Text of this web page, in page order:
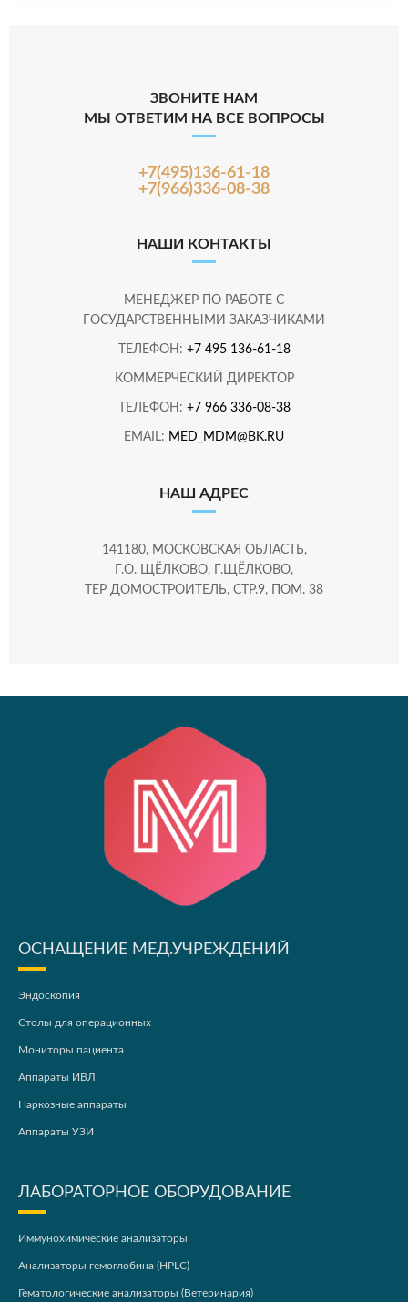
ЗВОНИТЕ НАМ
МЫ ОТВЕТИМ НА ВСЕ ВОПРОСЫ
+7(495)136-61-18
+7(966)336-08-38
НАШИ КОНТАКТЫ
МЕНЕДЖЕР ПО РАБОТЕ С
ГОСУДАРСТВЕННЫМИ ЗАКАЗЧИКАМИ
ТЕЛЕФОН: +7 495 136-61-18
КОММЕРЧЕСКИЙ ДИРЕКТОР
ТЕЛЕФОН: +7 966 336-08-38
EMAIL: MED_MDM@BK.RU
НАШ АДРЕС
141180, МОСКОВСКАЯ ОБЛАСТЬ,
Г.О. ЩЁЛКОВО, Г.ЩЁЛКОВО,
ТЕР ДОМОСТРОИТЕЛЬ, СТР.9, ПОМ. 38
ОСНАЩЕНИЕ МЕД.УЧРЕЖДЕНИЙ
Эндоскопия
Столы для операционных
Мониторы пациента
Аппараты ИВЛ
Наркозные аппараты
Аппараты УЗИ
ЛАБОРАТОРНОЕ ОБОРУДОВАНИЕ
Иммунохимические анализаторы
Анализаторы гемоглобина (HPLC)
Гематологические анализаторы (Ветеринария)